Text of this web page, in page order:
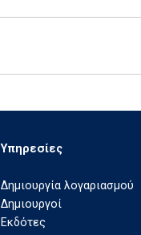
Υπηρεσίες
Δημιουργία λογαριασμού
Δημιουργοί
Εκδότες